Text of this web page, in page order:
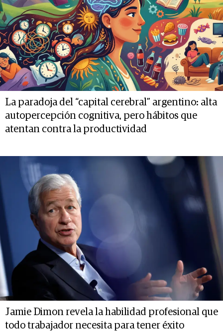
La paradoja del “capital cerebral” argentino: alta
autopercepción cognitiva, pero hábitos que
atentan contra la productividad
Jamie Dimon revela la habilidad profesional que
todo trabajador necesita para tener éxito